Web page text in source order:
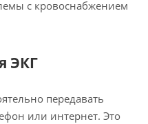
с кровоснабжением
ЭКГ
передавать
или интернет. Это